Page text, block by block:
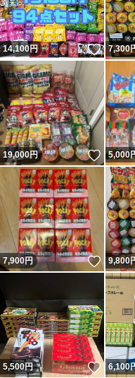
14,100円 いい
7,300
19,000円 いい
5,000
7,900円 いい
9,800
5,500円 いい
6,100